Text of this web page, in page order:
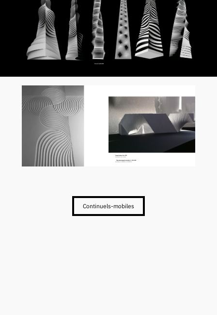
Simulations 3 D, 2018
← Thème de La Longue Marche (détail), 1974-2018
biscuit de porcelaine de Sèvres, 60 x 60 x 2 cm
Maquettes de reliefs, 1972
Atelier de l'artiste, Cachan
Continuels-mobiles